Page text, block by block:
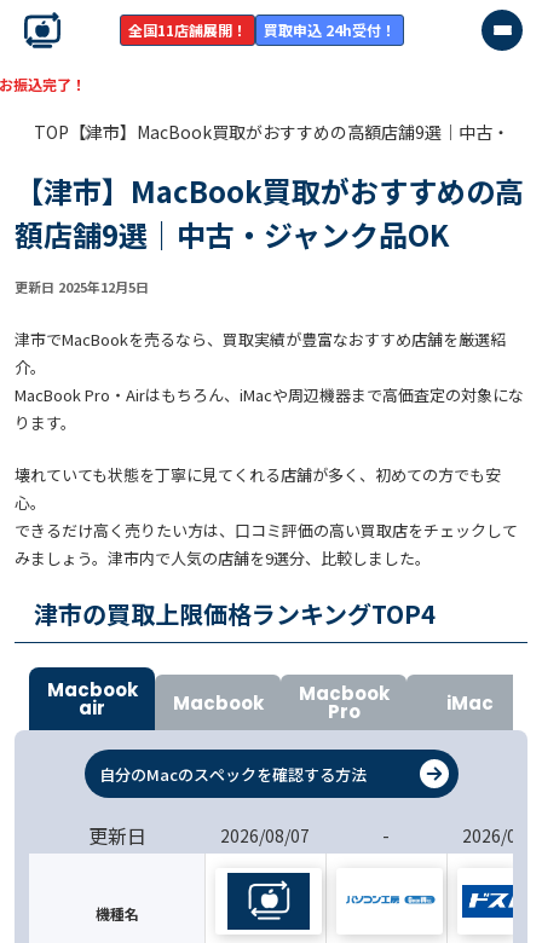
全国11店舗展開！ 買取申込 24h受付！
TOP 【津市】MacBook買取がおすすめの高額店舗9選｜中古・ジ
【津市】MacBook買取がおすすめの高
額店舗9選｜中古・ジャンク品OK
更新日 2025年12月5日
津市でMacBookを売るなら、買取実績が豊富なおすすめ店舗を厳選紹
介。
MacBook Pro・Airはもちろん、iMacや周辺機器まで高価査定の対象にな
ります。
壊れていても状態を丁寧に見てくれる店舗が多く、初めての方でも安
心。
できるだけ高く売りたい方は、口コミ評価の高い買取店をチェックして
みましょう。津市内で人気の店舗を9選分、比較しました。
津市の買取上限価格ランキングTOP4
Macbook
air Macbook Macbook
Pro iMac
自分のMacのスペックを確認する方法
更新日 2026/08/07 - 2026/08/
機種名